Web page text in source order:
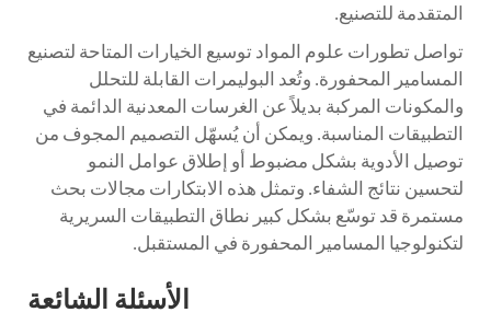
المتقدمة للتصنيع.
تواصل تطورات علوم المواد توسيع الخيارات المتاحة لتصنيع
المسامير المحفورة. وتُعد البوليمرات القابلة للتحلل
والمكونات المركبة بديلاً عن الغرسات المعدنية الدائمة في
التطبيقات المناسبة. ويمكن أن يُسهّل التصميم المجوف من
توصيل الأدوية بشكل مضبوط أو إطلاق عوامل النمو
لتحسين نتائج الشفاء. وتمثل هذه الابتكارات مجالات بحث
مستمرة قد توسّع بشكل كبير نطاق التطبيقات السريرية
لتكنولوجيا المسامير المحفورة في المستقبل.
الأسئلة الشائعة